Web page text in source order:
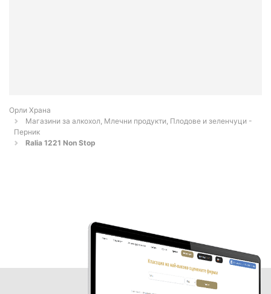
Орли Храна
Магазини за алкохол, Млечни продукти, Плодове и зеленчуци -
Перник
Ralia 1221 Non Stop